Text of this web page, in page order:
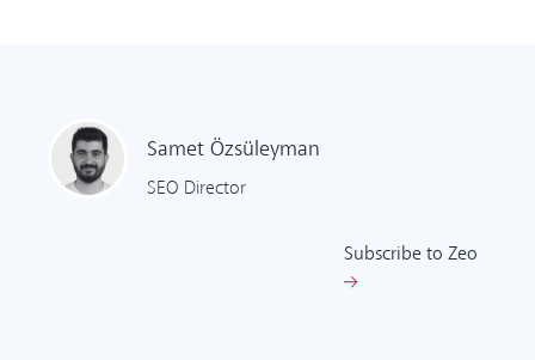
Samet Özsüleyman
SEO Director
Subscribe to Zeo